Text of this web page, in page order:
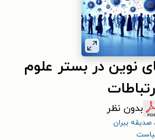
نوین در بستر علوم
بدون نظر
، صدیقه ببران